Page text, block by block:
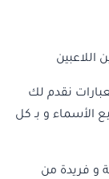
اللاعبين
نقدم لك
الأسماء و بـ كل
و فريدة من